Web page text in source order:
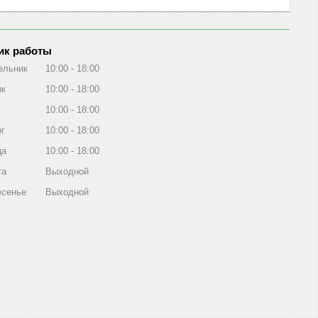
работы
10:00
18:00
10:00
18:00
10:00
18:00
10:00
18:00
10:00
18:00
Выходной
Выходной